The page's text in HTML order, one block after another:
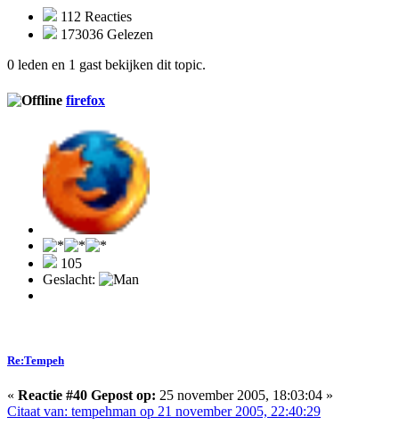
112 Reacties
173036 Gelezen
0 leden en 1 gast bekijken dit topic.
firefox
105
Geslacht:
Re:Tempeh
« Reactie #40 Gepost op: 25 november 2005, 18:03:04 »
Citaat van: tempehman op 21 november 2005, 22:40:29